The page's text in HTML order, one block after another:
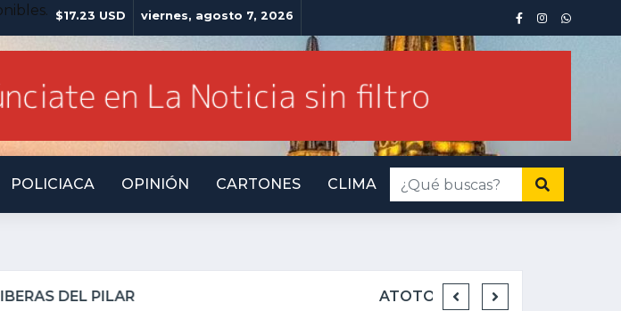
$17.23 USD viernes, agosto 7, 2026
POLICIACA OPINIÓN CARTONES CLIMA
NO LE IMPORTA INMINENTE